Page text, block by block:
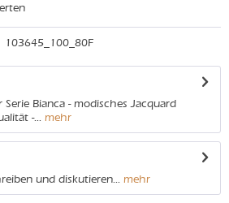
103645_100_80F
Bianca - modisches Jacquard
-... mehr
und diskutieren... mehr